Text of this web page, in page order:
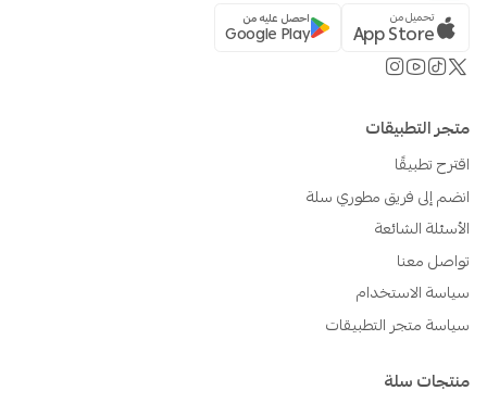
تحميل من
App Store احصل عليه من
Google Play
متجر التطبيقات
اقترح تطبيقًا
انضم إلى فريق مطوري سلة
الأسئلة الشائعة
تواصل معنا
سياسة الاستخدام
سياسة متجر التطبيقات
منتجات سلة